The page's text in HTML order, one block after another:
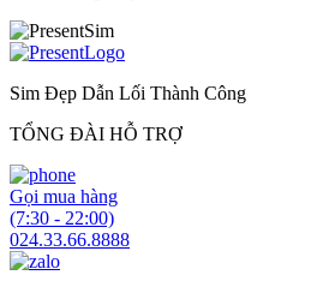
Sim Đẹp Dẫn Lối Thành Công
TỔNG ĐÀI HỖ TRỢ
Gọi mua hàng
(7:30 - 22:00)
024.33.66.8888